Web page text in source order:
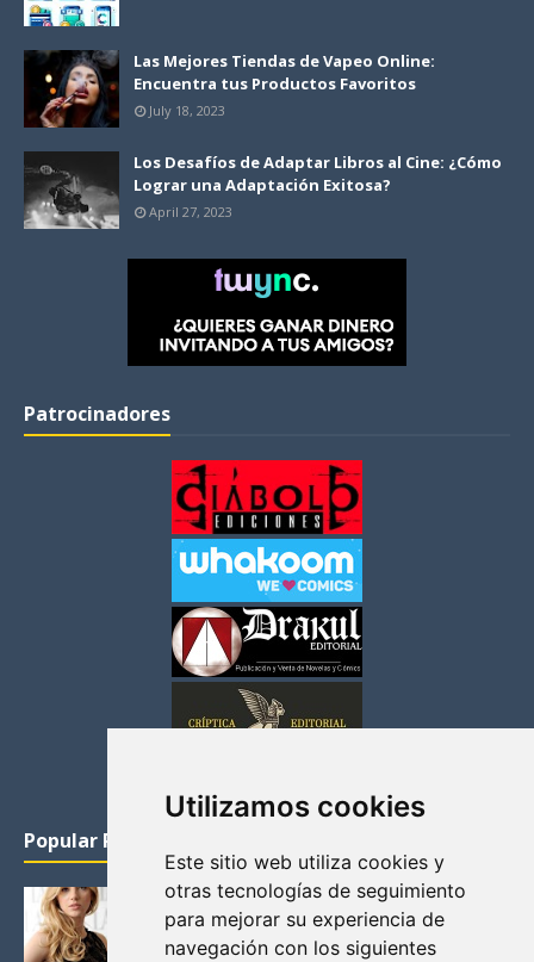
Utilizamos cookies
Este sitio web utiliza cookies y
otras tecnologías de seguimiento
para mejorar su experiencia de
navegación con los siguientes
Las Mejores Tiendas de Vapeo Online:
Encuentra tus Productos Favoritos
July 18, 2023
Los Desafíos de Adaptar Libros al Cine: ¿Cómo
Lograr una Adaptación Exitosa?
April 27, 2023
Patrocinadores
Popular Posts
KATHERYN WINNICK: LA ACTRIZ MAS GUAPA DE
VIKINGOS
Junio 14, 2013